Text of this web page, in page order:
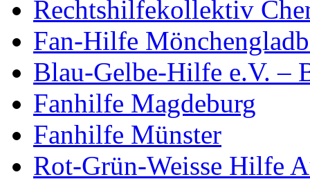
Rechtshilfekollektiv
Fan-Hilfe
Blau-Gelbe-Hilfe e.V. –
Fanhilfe Magdeburg
Fanhilfe Münster
Rot-Grün-Weisse Hilfe